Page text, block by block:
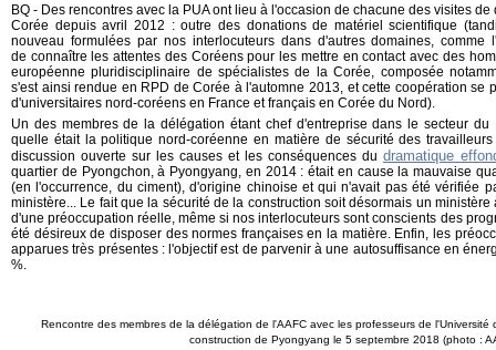
BQ - Des rencontres avec la PUA ont lieu à l'occasion de chacune des visites
Corée depuis avril 2012 : outre des donations de matériel scientifique
nouveau formulées par nos interlocuteurs dans d'autres domaines, comme
de connaître les attentes des Coréens pour les mettre en contact avec des
européenne pluridisciplinaire de spécialistes de la Corée, composée
s'est ainsi rendue en RPD de Corée à l'automne 2013, et cette coopération se
d'universitaires nord-coréens en France et français en Corée du Nord).
Un des membres de la délégation étant chef d'entreprise dans le secteur du
quelle était la politique nord-coréenne en matière de sécurité des
discussion ouverte sur les causes et les conséquences du dramatique
quartier de Pyongchon, à Pyongyang, en 2014 : était en cause la mauvaise
(en l'occurrence, du ciment), d'origine chinoise et qui n'avait pas été vérifiée
ministère... Le fait que la sécurité de la construction soit désormais un
d'une préoccupation réelle, même si nos interlocuteurs sont conscients des
été désireux de disposer des normes françaises en la matière. Enfin, les
apparues très présentes : l'objectif est de parvenir à une autosuffisance en
%.
Rencontre des membres de la délégation de l'AAFC avec les professeurs de
construction de Pyongyang le 5 septembre 2018 (photo :